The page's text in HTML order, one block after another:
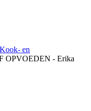
Kook- en
OPVOEDEN - Erika